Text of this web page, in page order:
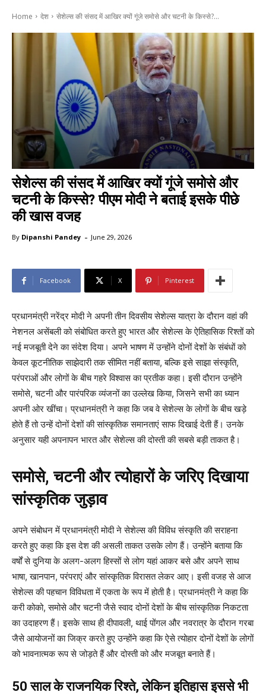
Home देश सेशेल्स की संसद में आखिर क्यों गूंजे समोसे और चटनी के किस्से?...
सेशेल्स की संसद में आखिर क्यों गूंजे समोसे और
चटनी के किस्से? पीएम मोदी ने बताई इसके पीछे
की खास वजह
By Dipanshi Pandey - June 29, 2026
Facebook X Pinterest
प्रधानमंत्री नरेंद्र मोदी ने अपनी तीन दिवसीय सेशेल्स यात्रा के दौरान वहां की
नेशनल असेंबली को संबोधित करते हुए भारत और सेशेल्स के ऐतिहासिक रिश्तों को
नई मजबूती देने का संदेश दिया। अपने भाषण में उन्होंने दोनों देशों के संबंधों को
केवल कूटनीतिक साझेदारी तक सीमित नहीं बताया, बल्कि इसे साझा संस्कृति,
परंपराओं और लोगों के बीच गहरे विश्वास का प्रतीक कहा। इसी दौरान उन्होंने
समोसे, चटनी और पारंपरिक व्यंजनों का उल्लेख किया, जिसने सभी का ध्यान
अपनी ओर खींचा। प्रधानमंत्री ने कहा कि जब वे सेशेल्स के लोगों के बीच खड़े
होते हैं तो उन्हें दोनों देशों की सांस्कृतिक समानताएं साफ दिखाई देती हैं। उनके
अनुसार यही अपनापन भारत और सेशेल्स की दोस्ती की सबसे बड़ी ताकत है।
समोसे, चटनी और त्योहारों के जरिए दिखाया
सांस्कृतिक जुड़ाव
अपने संबोधन में प्रधानमंत्री मोदी ने सेशेल्स की विविध संस्कृति की सराहना
करते हुए कहा कि इस देश की असली ताकत उसके लोग हैं। उन्होंने बताया कि
वर्षों से दुनिया के अलग-अलग हिस्सों से लोग यहां आकर बसे और अपने साथ
भाषा, खानपान, परंपराएं और सांस्कृतिक विरासत लेकर आए। इसी वजह से आज
सेशेल्स की पहचान विविधता में एकता के रूप में होती है। प्रधानमंत्री ने कहा कि
करी कोको, समोसे और चटनी जैसे स्वाद दोनों देशों के बीच सांस्कृतिक निकटता
का उदाहरण हैं। इसके साथ ही दीपावली, थाई पोंगल और नवरात्र के दौरान गरबा
जैसे आयोजनों का जिक्र करते हुए उन्होंने कहा कि ऐसे त्योहार दोनों देशों के लोगों
को भावनात्मक रूप से जोड़ते हैं और दोस्ती को और मजबूत बनाते हैं।
50 साल के राजनयिक रिश्ते, लेकिन इतिहास इससे भी